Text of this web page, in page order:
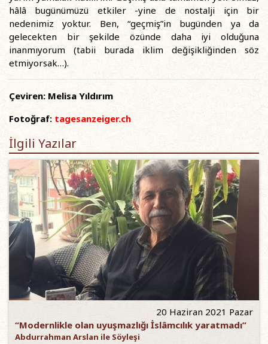
hâlâ bugünümüzü etkiler -yine de nostalji için bir
nedenimiz yoktur. Ben, “geçmiş”in bugünden ya da
gelecekten bir şekilde özünde daha iyi olduğuna
inanmıyorum (tabii burada iklim değişikliğinden söz
etmiyorsak…).
Çeviren: Melisa Yıldırım
Fotoğraf: tagesanzeiger.ch
İlgili Yazılar
20 Haziran 2021 Pazar
“Modernlikle olan uyuşmazlığı İslâmcılık yaratmadı”
Abdurrahman Arslan ile Söyleşi